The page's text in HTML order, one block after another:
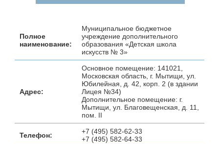
Полное
наименование:
Муниципальное бюджетное
учреждение дополнительного
образования «Детская школа
искусств № 3»
Адрес:
Основное помещение: 141021,
Московская область, г. Мытищи, ул.
Юбилейная, д. 42, корп. 2 (в здании
Лицея №34)
Дополнительное помещение: г.
Мытищи, ул. Благовещенская, д. 11,
пом. II
Телефон:
+7 (495) 582-62-33
+7 (495) 582-64-33